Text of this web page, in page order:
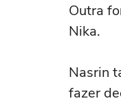
Outra
Nika.
Nasrin
fazer